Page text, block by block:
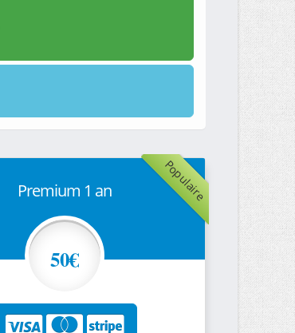
Populaire
Premium 1 an
50€